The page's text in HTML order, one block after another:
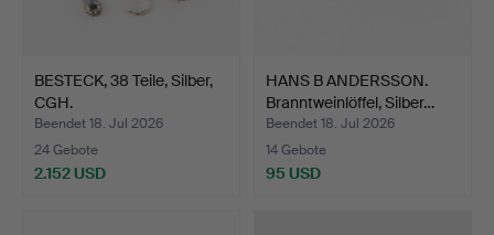
BESTECK, 38 Teile, Silber,
CGH.
Beendet 18. Jul 2026
24 Gebote
2.152 USD
HANS B ANDERSSON.
Branntweinlöffel, Silber…
Beendet 18. Jul 2026
14 Gebote
95 USD